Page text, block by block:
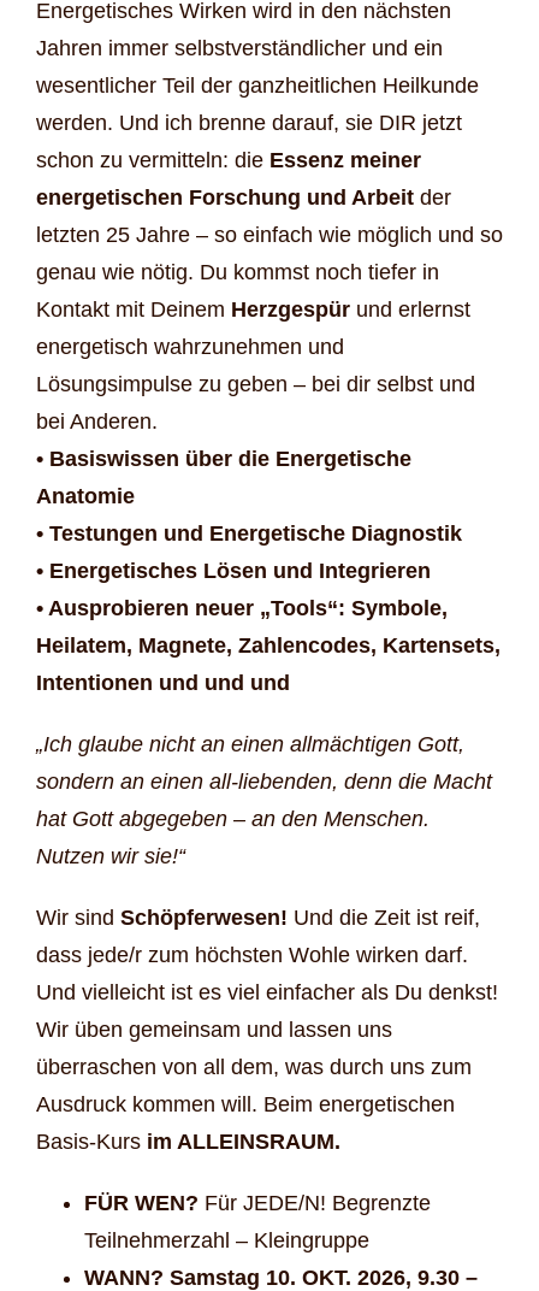
Energetisches Wirken wird in den nächsten
Jahren immer selbstverständlicher und ein
wesentlicher Teil der ganzheitlichen Heilkunde
werden. Und ich brenne darauf, sie DIR jetzt
schon zu vermitteln: die Essenz meiner
energetischen Forschung und Arbeit der
letzten 25 Jahre – so einfach wie möglich und so
genau wie nötig. Du kommst noch tiefer in
Kontakt mit Deinem Herzgespür und erlernst
energetisch wahrzunehmen und
Lösungsimpulse zu geben – bei dir selbst und
bei Anderen.
• Basiswissen über die Energetische
Anatomie
• Testungen und Energetische Diagnostik
• Energetisches Lösen und Integrieren
• Ausprobieren neuer „Tools“: Symbole,
Heilatem, Magnete, Zahlencodes, Kartensets,
Intentionen und und und
„Ich glaube nicht an einen allmächtigen Gott,
sondern an einen all-liebenden, denn die Macht
hat Gott abgegeben – an den Menschen.
Nutzen wir sie!“
Wir sind Schöpferwesen! Und die Zeit ist reif,
dass jede/r zum höchsten Wohle wirken darf.
Und vielleicht ist es viel einfacher als Du denkst!
Wir üben gemeinsam und lassen uns
überraschen von all dem, was durch uns zum
Ausdruck kommen will. Beim energetischen
Basis-Kurs im ALLEINSRAUM.
FÜR WEN? Für JEDE/N! Begrenzte
Teilnehmerzahl – Kleingruppe
WANN? Samstag 10. OKT. 2026, 9.30 –